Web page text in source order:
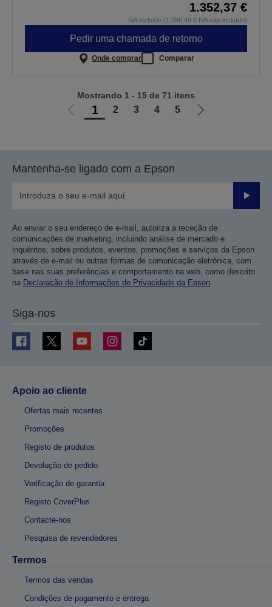
1.352,37 €
IVA incluído (1.099,49 € IVA não incluído)
Pedir uma chamada de retorno
Onde comprar Comparar
Ir
anterior
1 2 3 4 5
Ir
Mostrando 1 - 15 de 71 itens
Mantenha-se ligado com a Epson
Enviar
Ao enviar o seu endereço de e-mail, autoriza a receção de
comunicações de marketing, incluindo análise de mercado e
inquéritos, sobre produtos, eventos, promoções e serviços da Epson
através de e-mail ou outras formas de comunicação eletrónica, com
base nas suas preferências e comportamento na web, como descrito
na Declaração de Informações de Privacidade da Epson.
Siga-nos
Apoio ao cliente
Ofertas mais recentes
Promoções
Registo de produtos
Devolução de pedido
Verificação de garantia
Registo CoverPlus
Contacte-nos
Pesquisa de revendedores
Termos
Termos das vendas
Condições de pagamento e entrega